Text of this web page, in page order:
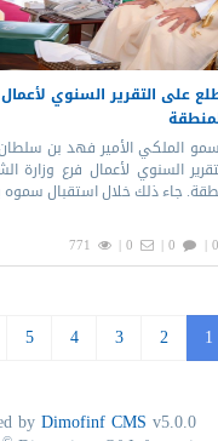
على التقرير السنوي
الملكي الأمير فهد بن سلطان
السنوي لأعمال فرع وزارة
جاء ذلك خلال استقبال سموه
0 |
0 |
771
1
2
3
4
5
byDimofinf CMS v5.0.0